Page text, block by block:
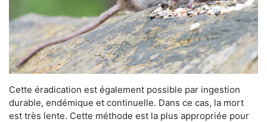
Cette éradication est également possible par ingestion
durable, endémique et continuelle. Dans ce cas, la mort
est très lente. Cette méthode est la plus appropriée pour